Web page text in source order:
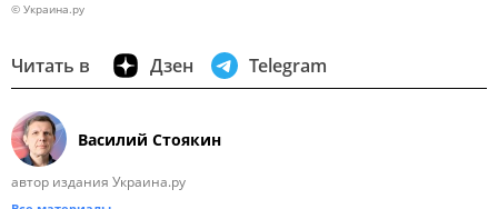
© Украина.ру
Читать в Дзен Telegram
Василий Стоякин
автор издания Украина.ру